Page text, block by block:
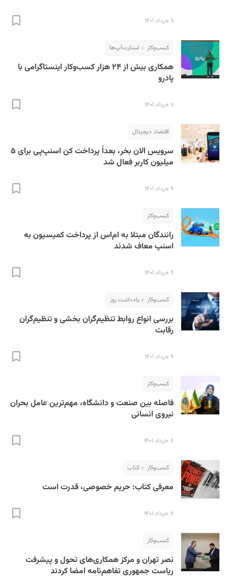
۱۱ خرداد ۱۴۰۱
کسب‌و‌کار استارت‌آپ‌ها
همکاری بیش از ۲۴ هزار کسب‌وکار اینستاگرامی با
پادرو
۱۱ خرداد ۱۴۰۱
اقتصاد دیجیتال
سرویس الان بخر، بعداً پرداخت کن اسنپ‌پی برای ۵
میلیون کاربر فعال شد
۹ خرداد ۱۴۰۱
کسب‌و‌کار
رانندگان مبتلا به ام‌اس از پرداخت کمیسیون به
اسنپ معاف شدند
۹ خرداد ۱۴۰۱
کسب‌و‌کار یادداشت روز
بررسی انواع روابط تنظیم‌گران بخشی و تنظیم‌گران
رقابت
۹ خرداد ۱۴۰۱
کسب‌و‌کار
فاصله بین صنعت‌ و دانشگاه، مهم‌ترین عامل بحران
نیروی انسانی
۸ خرداد ۱۴۰۱
کسب‌و‌کار کتاب
معرفی کتاب: حریم خصوصی، قدرت است
۷ خرداد ۱۴۰۱
کسب‌و‌کار
نصر تهران و مرکز همکاری‌های تحول و پیشرفت
ریاست جمهوری تفاهم‌نامه امضا کردند